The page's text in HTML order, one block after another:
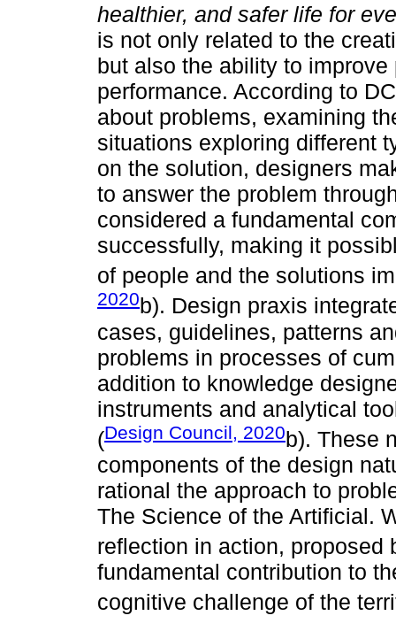
healthier, and safer life for
is not only related to the
but also the ability to
performance. According to
about problems, examining
situations exploring different
on the solution, designers
to answer the problem
considered a fundamental
successfully, making it
of people and the solutions
2020b). Design praxis
cases, guidelines, patterns
problems in processes of
addition to knowledge
instruments and analytical
(Design Council, 2020b). These
components of the design
rational the approach to
The Science of the Artificial.
reflection in action, proposed
fundamental contribution to
cognitive challenge of the